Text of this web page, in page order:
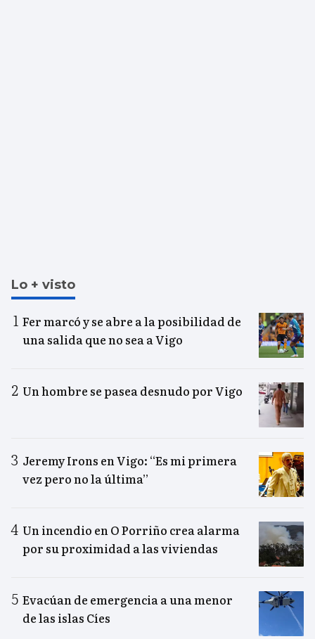
Lo + visto
Fer marcó y se abre a la posibilidad de
una salida que no sea a Vigo
Un hombre se pasea desnudo por Vigo
Jeremy Irons en Vigo: “Es mi primera
vez pero no la última”
Un incendio en O Porriño crea alarma
por su proximidad a las viviendas
Evacúan de emergencia a una menor
de las islas Cíes